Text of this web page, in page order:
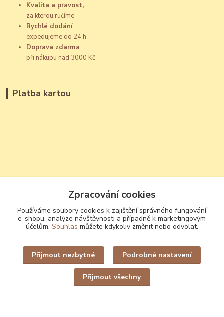
Kvalita a pravost,
za kterou ručíme
Rychlé dodání
expedujeme do 24 h
Doprava zdarma
při nákupu nad 3000 Kč
Platba kartou
František Čožík
+420 723 809 033
(Po - Ne, 12 - 22 hod.)
jantary@jantary.cz
Zpracování cookies
Používáme soubory cookies k zajištění správného fungování
e-shopu, analýze návštěvnosti a případně k marketingovým
účelům. Souhlas můžete kdykoliv změnit nebo odvolat.
Přijmout nezbytné Podrobné nastavení
Přijmout všechny